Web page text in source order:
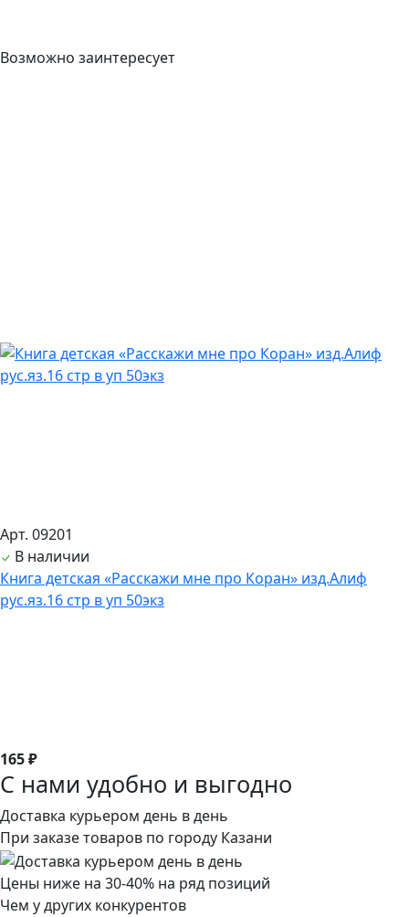
Возможно заинтересует
Арт. 09201
В наличии
Книга детская «Расскажи мне про Коран» изд.Алиф
рус.яз.16 стр в уп 50экз
165 ₽
С нами удобно и выгодно
Доставка курьером день в день
При заказе товаров по городу Казани
Цены ниже на 30-40% на ряд позиций
Чем у других конкурентов